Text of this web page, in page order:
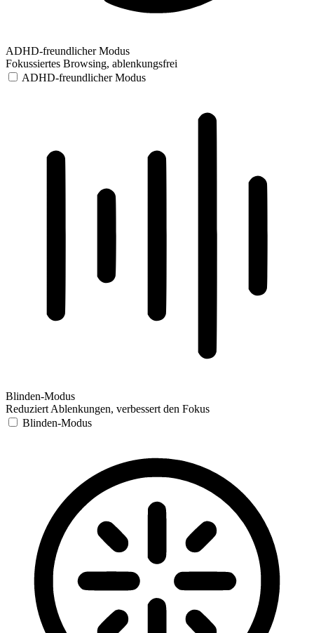
ADHD-freundlicher Modus
Fokussiertes Browsing, ablenkungsfrei
ADHD-freundlicher Modus
Blinden-Modus
Reduziert Ablenkungen, verbessert den Fokus
Blinden-Modus